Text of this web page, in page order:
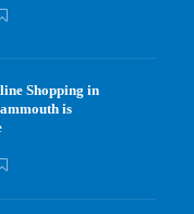
Shopping in
is